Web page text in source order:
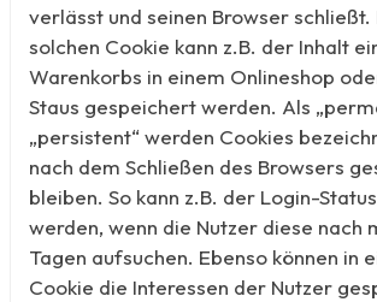
verlässt und seinen Browser schließt.
solchen Cookie kann z.B. der Inhalt
Warenkorbs in einem Onlineshop
Staus gespeichert werden. Als
„persistent“ werden Cookies
nach dem Schließen des Browsers
bleiben. So kann z.B. der Login-
werden, wenn die Nutzer diese nach
Tagen aufsuchen. Ebenso können in
Cookie die Interessen der Nutzer